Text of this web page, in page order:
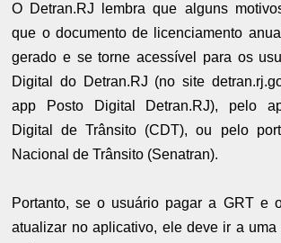
O Detran.RJ lembra que alguns
que o documento de licenciamento
gerado e se torne acessível para os
Digital do Detran.RJ (no site
app Posto Digital Detran.RJ), pelo
Digital de Trânsito (CDT), ou pelo
Nacional de Trânsito (Senatran).
Portanto, se o usuário pagar a GRT e
atualizar no aplicativo, ele deve ir a